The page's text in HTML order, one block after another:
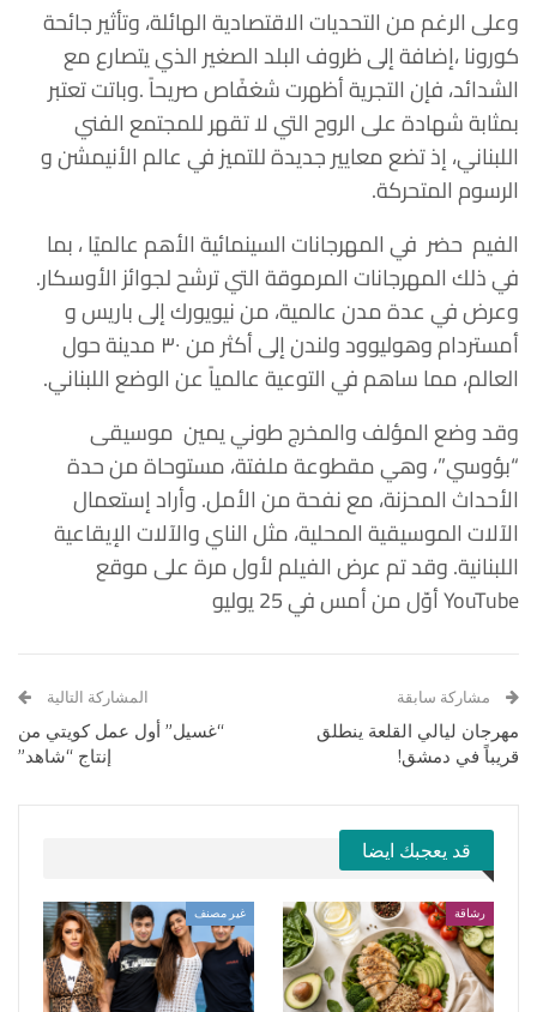
وعلى الرغم من التحديات الاقتصادية الهائلة، وتأثير جائحة
كورونا ،إضافة إلى ظروف البلد الصغير الذي يتصارع مع
الشدائد، فإن التجرية أظهرت شغفًاص صريحاً .وباتت تعتبر
بمثابة شهادة على الروح التي لا تقهر للمجتمع الفني
اللبناني، إذ تضع معايير جديدة للتميز في عالم الأنيمشن و
الرسوم المتحركة.
الفيم حضر في المهرجانات السينمائية الأهم عالميًا ، بما
في ذلك المهرجانات المرموقة التي ترشح لجوائز الأوسكار.
وعرض في عدة مدن عالمية، من نيويورك إلى باريس و
أمستردام وهوليوود ولندن إلى أكثر من ٣٠ مدينة حول
العالم، مما ساهم في التوعية عالمياً عن الوضع اللبناني.
وقد وضع المؤلف والمخرج طوني يمين موسيقى
“بؤوسي”، وهي مقطوعة ملفتة، مستوحاة من حدة
الأحداث المحزنة، مع نفحة من الأمل. وأراد إستعمال
الآلات الموسيقية المحلية، مثل الناي والآلات الإيقاعية
اللبنانية. وقد تم عرض الفيلم لأول مرة على موقع
YouTube أوّل من أمس في 25 يوليو
مشاركة سابقة
مهرجان ليالي القلعة ينطلق
قريباً في دمشق!
المشاركة التالية
“غسيل” أول عمل كويتي من
إنتاج “شاهد”
قد يعجبك ايضا
رشاقة غير مصنف